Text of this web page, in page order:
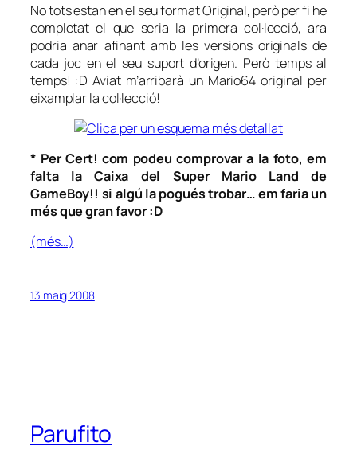
No tots estan en el seu format Original, però per fi he
completat el que seria la primera col·lecció, ara
podria anar afinant amb les versions originals de
cada joc en el seu suport d’origen. Però temps al
temps! :D Aviat m’arribarà un Mario64 original per
eixamplar la col·lecció!
* Per Cert! com podeu comprovar a la foto, em
falta la Caixa del Super Mario Land de
GameBoy!! si algú la pogués trobar… em faria un
més que gran favor :D
(més…)
13 maig 2008
Parufito